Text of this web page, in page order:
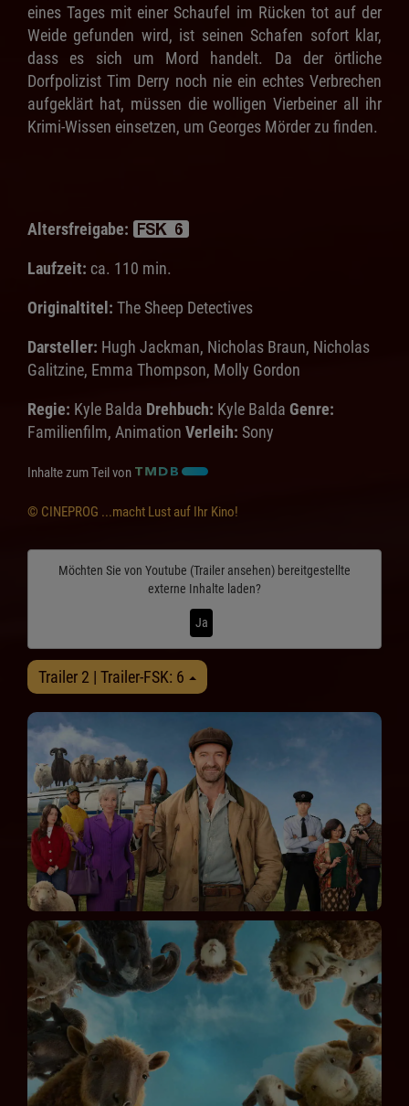
eines Tages mit einer Schaufel im Rücken tot auf der
Weide gefunden wird, ist seinen Schafen sofort klar,
dass es sich um Mord handelt. Da der örtliche
Dorfpolizist Tim Derry noch nie ein echtes Verbrechen
aufgeklärt hat, müssen die wolligen Vierbeiner all ihr
Krimi-Wissen einsetzen, um Georges Mörder zu finden.
Altersfreigabe:
Laufzeit: ca. 110 min.
Originaltitel: The Sheep Detectives
Darsteller: Hugh Jackman, Nicholas Braun, Nicholas
Galitzine, Emma Thompson, Molly Gordon
Regie: Kyle Balda Drehbuch: Kyle Balda Genre:
Familienfilm, Animation Verleih: Sony
Inhalte zum Teil von
© CINEPROG ...macht Lust auf Ihr Kino!
Möchten Sie von Youtube (Trailer ansehen) bereitgestellte
externe Inhalte laden?
Ja
Trailer 2 | Trailer-FSK: 6